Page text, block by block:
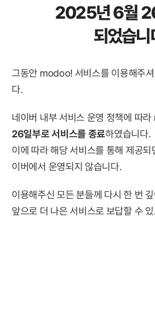
2025년 6월
되었습니
그동안 modoo! 서비스를 이용해주셔
다.
네이버 내부 서비스 운영 정책에 따
26일부로 서비스를 종료하였습니다.
이에 따라 해당 서비스를 통해 제공되
이버에서 운영되지 않습니다.
이용해주신 모든 분들께 다시 한 번
앞으로 더 나은 서비스로 보답할 수